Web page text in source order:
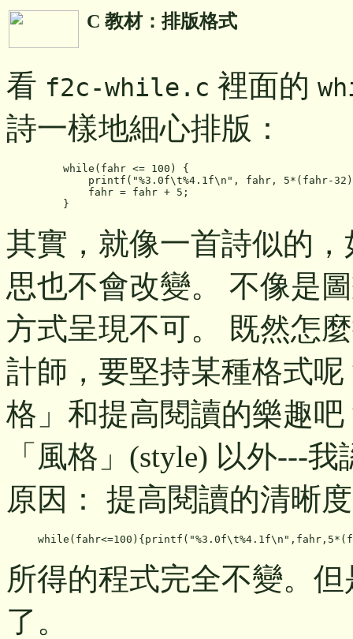
C 教材：排版格式
看 f2c-while.c 裡面的
詩一樣地細心排版：
    while(fahr <= 100) {
    }
其實，就像一首詩似的
思也不會改變。 不像是
方式呈現不可。 既然怎
計師，要堅持某種格式
格」和提高閱讀的樂趣
「風格」(style) 以外---
原因： 提高閱讀的清晰
所得的程式完全不變。
了。